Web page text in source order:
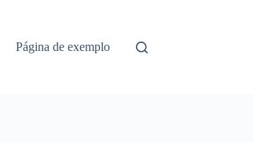
Página de exemplo